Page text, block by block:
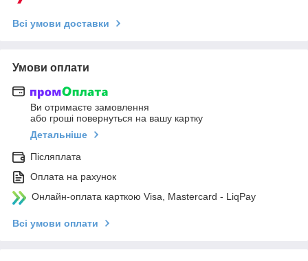
Всі умови доставки
Умови оплати
Ви отримаєте замовлення
або гроші повернуться на вашу картку
Детальніше
Післяплата
Оплата на рахунок
Онлайн-оплата карткою Visa, Mastercard - LiqPay
Всі умови оплати